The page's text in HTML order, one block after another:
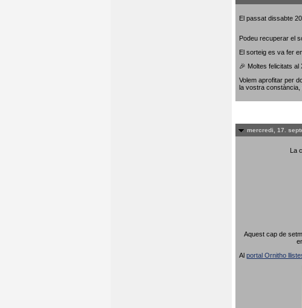
El passat dissabte
Podeu recuperar el
El sorteig es va fer
🎉 Moltes felicitats al
Volem aprofitar per
la vostra constància,
mercredi, 17.
La
Aquest cap de
Al portal Ornitho